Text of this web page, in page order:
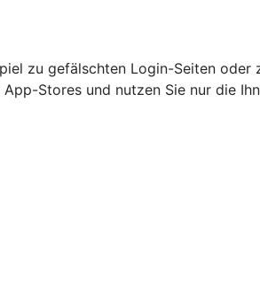
zu gefälschten Login-Seiten
Stores und nutzen Sie nur die